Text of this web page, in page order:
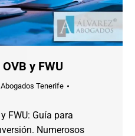
y FWU
Tenerife
FWU: Guía para
Numerosos